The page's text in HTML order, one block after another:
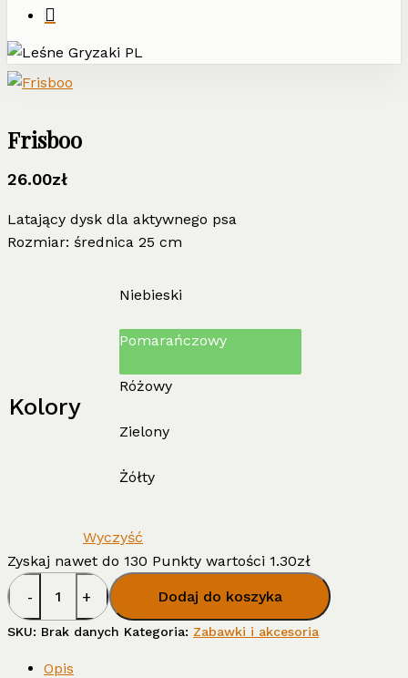
Frisboo
26.00zł
Latający dysk dla aktywnego psa
Rozmiar: średnica 25 cm
Kolory
Niebieski
Pomarańczowy
Różowy
Zielony
Żółty
Wyczyść
Zyskaj nawet do 130 Punkty wartości 1.30zł
ilość
Frisboo
Dodaj do koszyka
SKU: Brak danych Kategoria: Zabawki i akcesoria
Opis